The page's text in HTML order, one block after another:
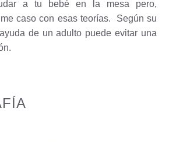
a tu bebé en la mesa pero,
caso con esas teorías.
Según su
de un adulto puede evitar una